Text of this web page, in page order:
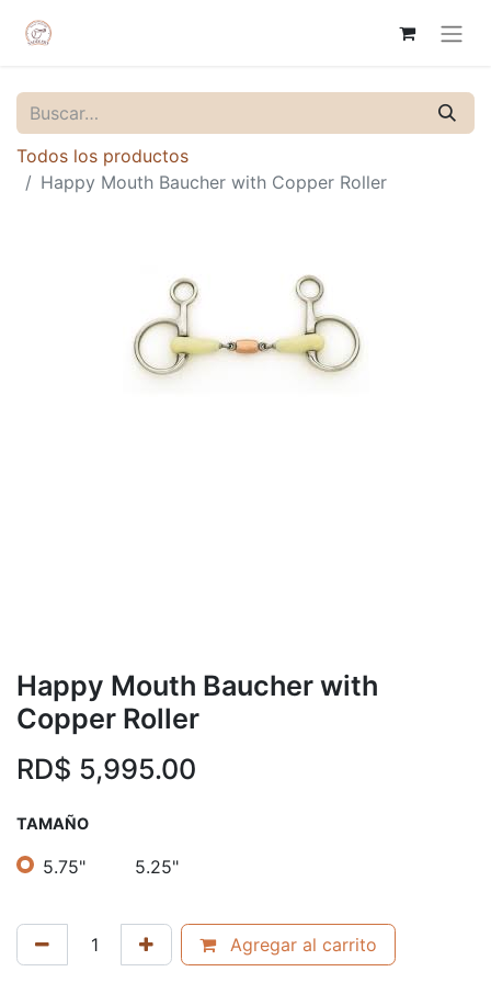
Todos los productos
Happy Mouth Baucher with Copper Roller
Happy Mouth Baucher with
Copper Roller
RD$ 5,995.00
TAMAÑO
5.75" 5.25"
Agregar al carrito